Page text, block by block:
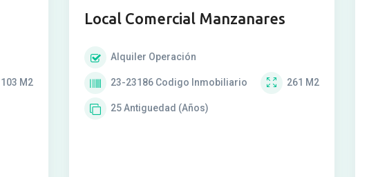
103 M2
Local Comercial Manzanares
Alquiler Operación
23-23186 Codigo Inmobiliario 261 M2
25Antiguedad (Años)